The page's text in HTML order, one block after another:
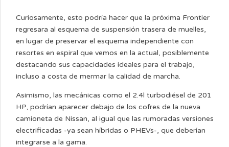
Curiosamente, esto podría hacer que la próxima Frontier
regresara al esquema de suspensión trasera de muelles,
en lugar de preservar el esquema independiente con
resortes en espiral que vemos en la actual, posiblemente
destacando sus capacidades ideales para el trabajo,
incluso a costa de mermar la calidad de marcha.
Asimismo, las mecánicas como el 2.4l turbodiésel de 201
HP, podrían aparecer debajo de los cofres de la nueva
camioneta de Nissan, al igual que las rumoradas versiones
electrificadas -ya sean híbridas o PHEVs-, que deberían
integrarse a la gama.